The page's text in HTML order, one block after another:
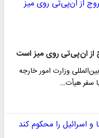
از ان‌پی‌تی روی میز است
وزارت امور خارجه
سفر هیأت…